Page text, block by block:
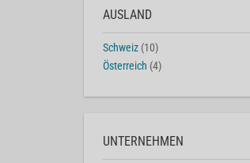
AUSLAND
Schweiz (10)
Österreich (4)
UNTERNEHMEN